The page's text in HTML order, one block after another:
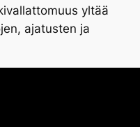
yltää
ajatusten ja